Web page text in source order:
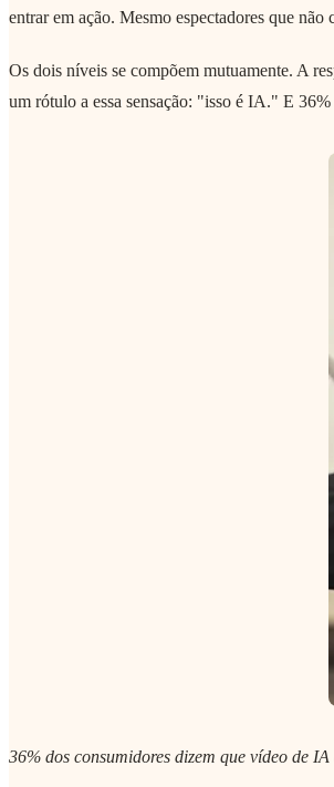
entrar em ação. Mesmo espectadores que
Os dois níveis se compõem mutuamente. A
um rótulo a essa sensação: "isso é IA." E
36% dos consumidores dizem que vídeo de